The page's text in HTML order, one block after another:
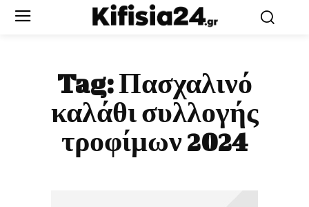
Tag:Πασχαλινό
καλάθι συλλογής
τροφίμων 2024